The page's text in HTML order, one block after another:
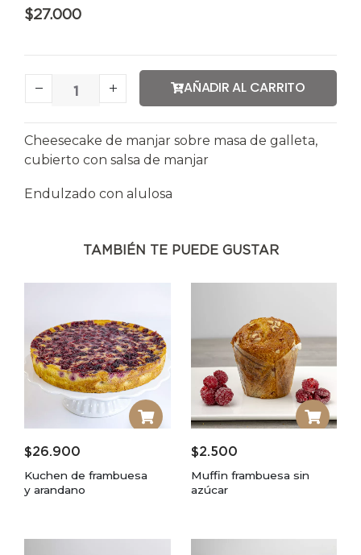
$27.000
AÑADIR AL CARRITO
Cheesecake de manjar sobre masa de galleta,
cubierto con salsa de manjar
Endulzado con alulosa
TAMBIÉN TE PUEDE GUSTAR
$26.900
Kuchen de frambuesa
y arandano
$2.500
Muffin frambuesa sin
azúcar